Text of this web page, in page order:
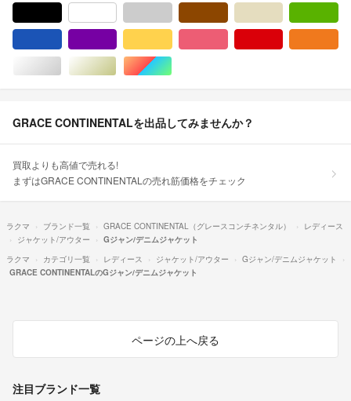
シルバー/銀色系ゴールド/金色系マルチカラー
GRACE CONTINENTALを出品してみませんか？
買取よりも高値で売れる!
まずはGRACE CONTINENTALの売れ筋価格をチェック
ラクマ ブランド一覧 GRACE CONTINENTAL（グレースコンチネンタル）
レディース
ジャケット/アウター
Gジャン/デニムジャケット
ラクマ
カテゴリ一覧 レディース ジャケット/アウター
Gジャン/デニムジャケット
GRACE CONTINENTALのGジャン/デニムジャケット
ページの上へ戻る
注目ブランド一覧